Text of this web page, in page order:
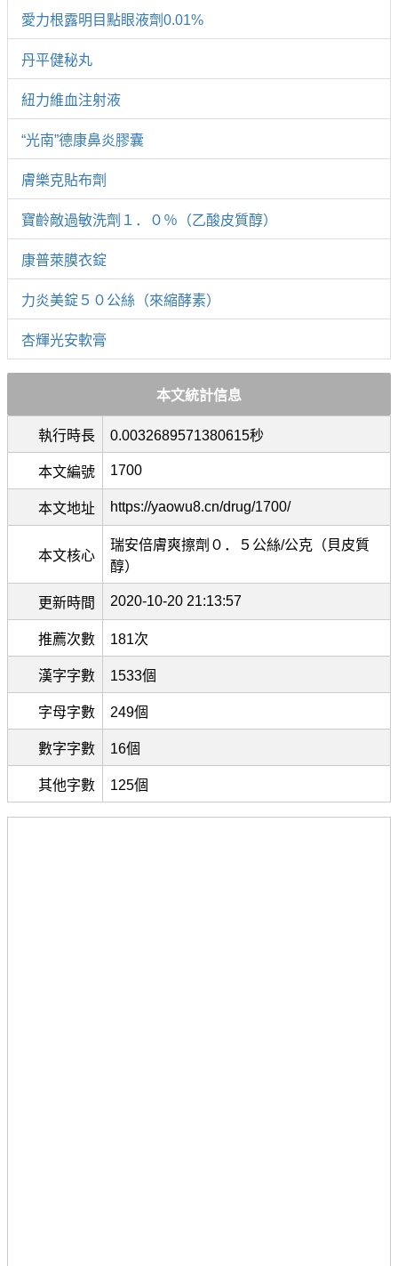
愛力根露明目點眼液劑0.01%
丹平健秘丸
紐力維血注射液
“光南”德康鼻炎膠囊
膚樂克貼布劑
寶齡敵過敏洗劑１．０％（乙酸皮質醇）
康普萊膜衣錠
力炎美錠５０公絲（來縮酵素）
杏輝光安軟膏
本文統計信息
執行時長 0.0032689571380615秒
本文編號 1700
本文地址 https://yaowu8.cn/drug/1700/
本文核心
瑞安倍膚爽擦劑０．５公絲/公克（貝皮質
醇）
更新時間 2020-10-20 21:13:57
推薦次數 181次
漢字字數 1533個
字母字數 249個
數字字數 16個
其他字數 125個